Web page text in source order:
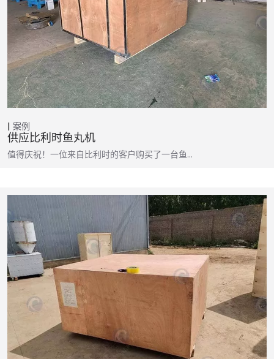
案例
供应比利时鱼丸机
值得庆祝！一位来自比利时的客户购买了一台鱼…